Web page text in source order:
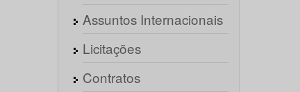
Assuntos Internacionais
Licitações
Contratos